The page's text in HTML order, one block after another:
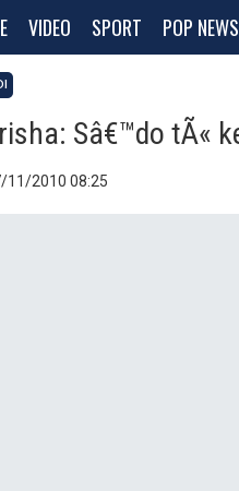
VIDEO SPORT POP NEWS
Sâ€™do tÃ«
11/2010 08:25